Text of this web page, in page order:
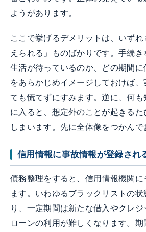
ようがあります。
ここで挙げるデメリットは、いず
えられる」ものばかりです。手続
生活が待っているのか、どの期間
をあらかじめイメージしておけば
ても慌てずにすみます。逆に、何も
に入ると、想定外のことが起きるた
しまいます。先に全体像をつかんで
信用情報に事故情報が登録され
債務整理をすると、信用情報機関
ます。いわゆるブラックリストの状
り、一定期間は新たな借入やクレジ
ローンの利用が難しくなります。